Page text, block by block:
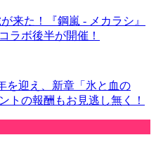
来た！『鋼嵐 - メカラシ』
ラボ後半が開催！
を迎え、新章「氷と血の
トの報酬もお見逃し無く！